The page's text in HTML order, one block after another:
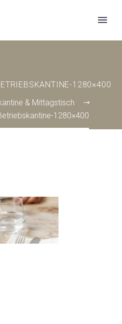
1280×400
& Mittagstisch
1280×400